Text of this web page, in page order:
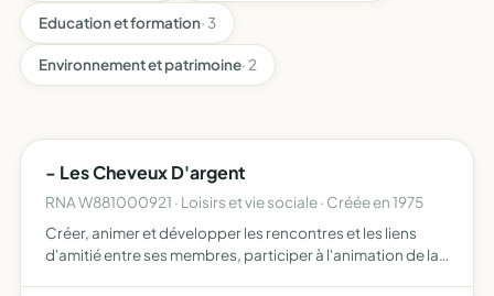
Education et formation· 3
Environnement et patrimoine· 2
- Les Cheveux D'argent
RNA W881000921 · Loisirs et vie sociale · Créée en 1975
Créer, animer et développer les rencontres et les liens
d'amitié entre ses membres, participer à l'animation de la